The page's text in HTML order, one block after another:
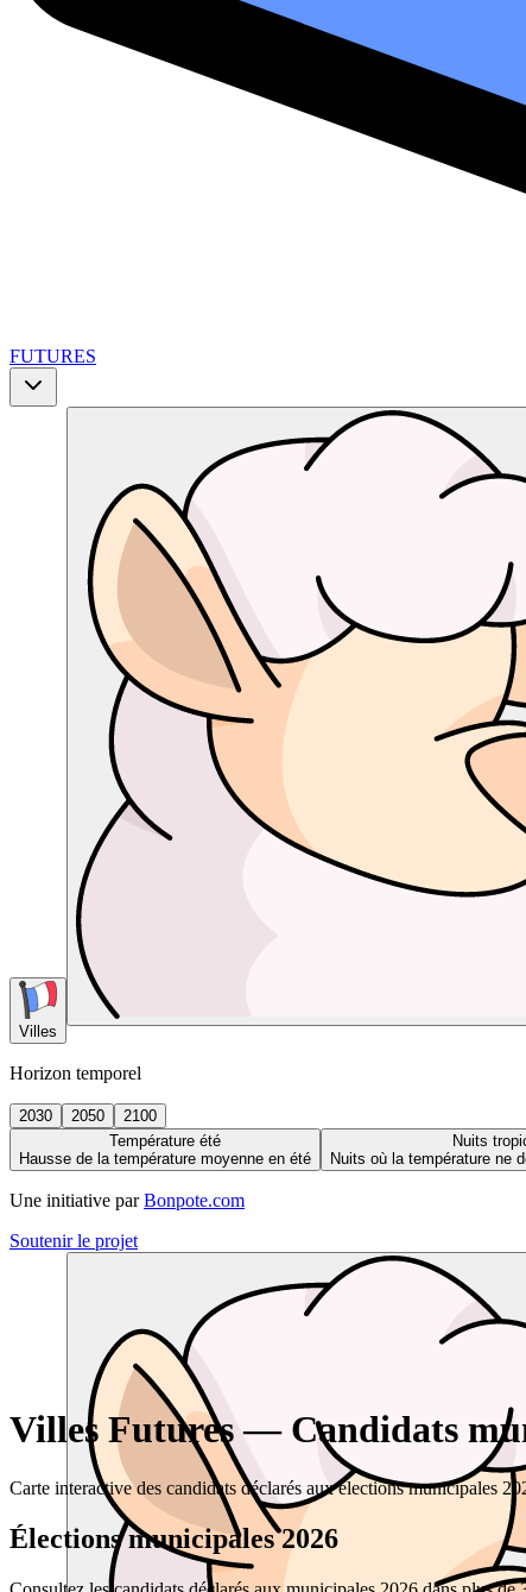
FUTURES
Villes
Horizon temporel
2030 2050
2100
Température été
Hausse de la température moyenne en été
Nuits
Nuits où la température ne
Une initiative par Bonpote.com
Soutenir le projet
Villes Futures — Candidats
Carte interactive des candidats déclarés aux élections municipales
Élections municipales 2026